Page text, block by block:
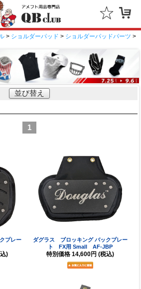
> ショルダーパッド > ショルダーパッドパーツ >
並び替え
1
プレー
)
ダグラス ブロッキング バックプレー
ト FX用 Small AF-JBP
特別価格 14,600円 (税込)